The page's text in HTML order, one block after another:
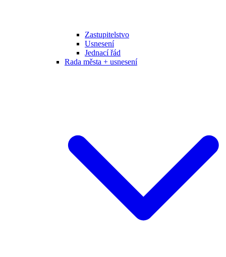
Zastupitelstvo
Usnesení
Jednací řád
Rada města + usnesení